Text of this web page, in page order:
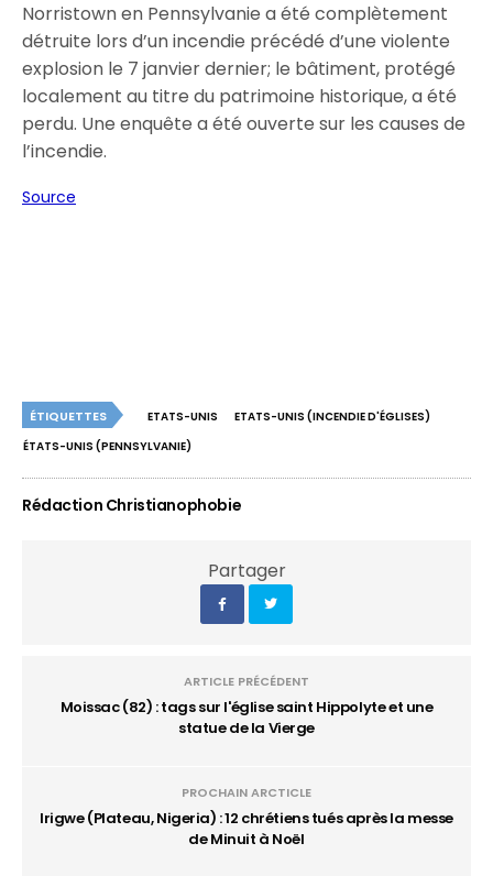
Norristown en Pennsylvanie a été complètement
détruite lors d’un incendie précédé d’une violente
explosion le 7 janvier dernier; le bâtiment, protégé
localement au titre du patrimoine historique, a été
perdu. Une enquête a été ouverte sur les causes de
l’incendie.
Source
ÉTIQUETTES ETATS-UNIS
ETATS-UNIS (INCENDIE D'ÉGLISES)
ÉTATS-UNIS (PENNSYLVANIE)
Rédaction Christianophobie
Partager
ARTICLE PRÉCÉDENT
Moissac (82) : tags sur l'église saint Hippolyte et une
statue de la Vierge
PROCHAIN ARCTICLE
Irigwe (Plateau, Nigeria) : 12 chrétiens tués après la messe
de Minuit à Noël